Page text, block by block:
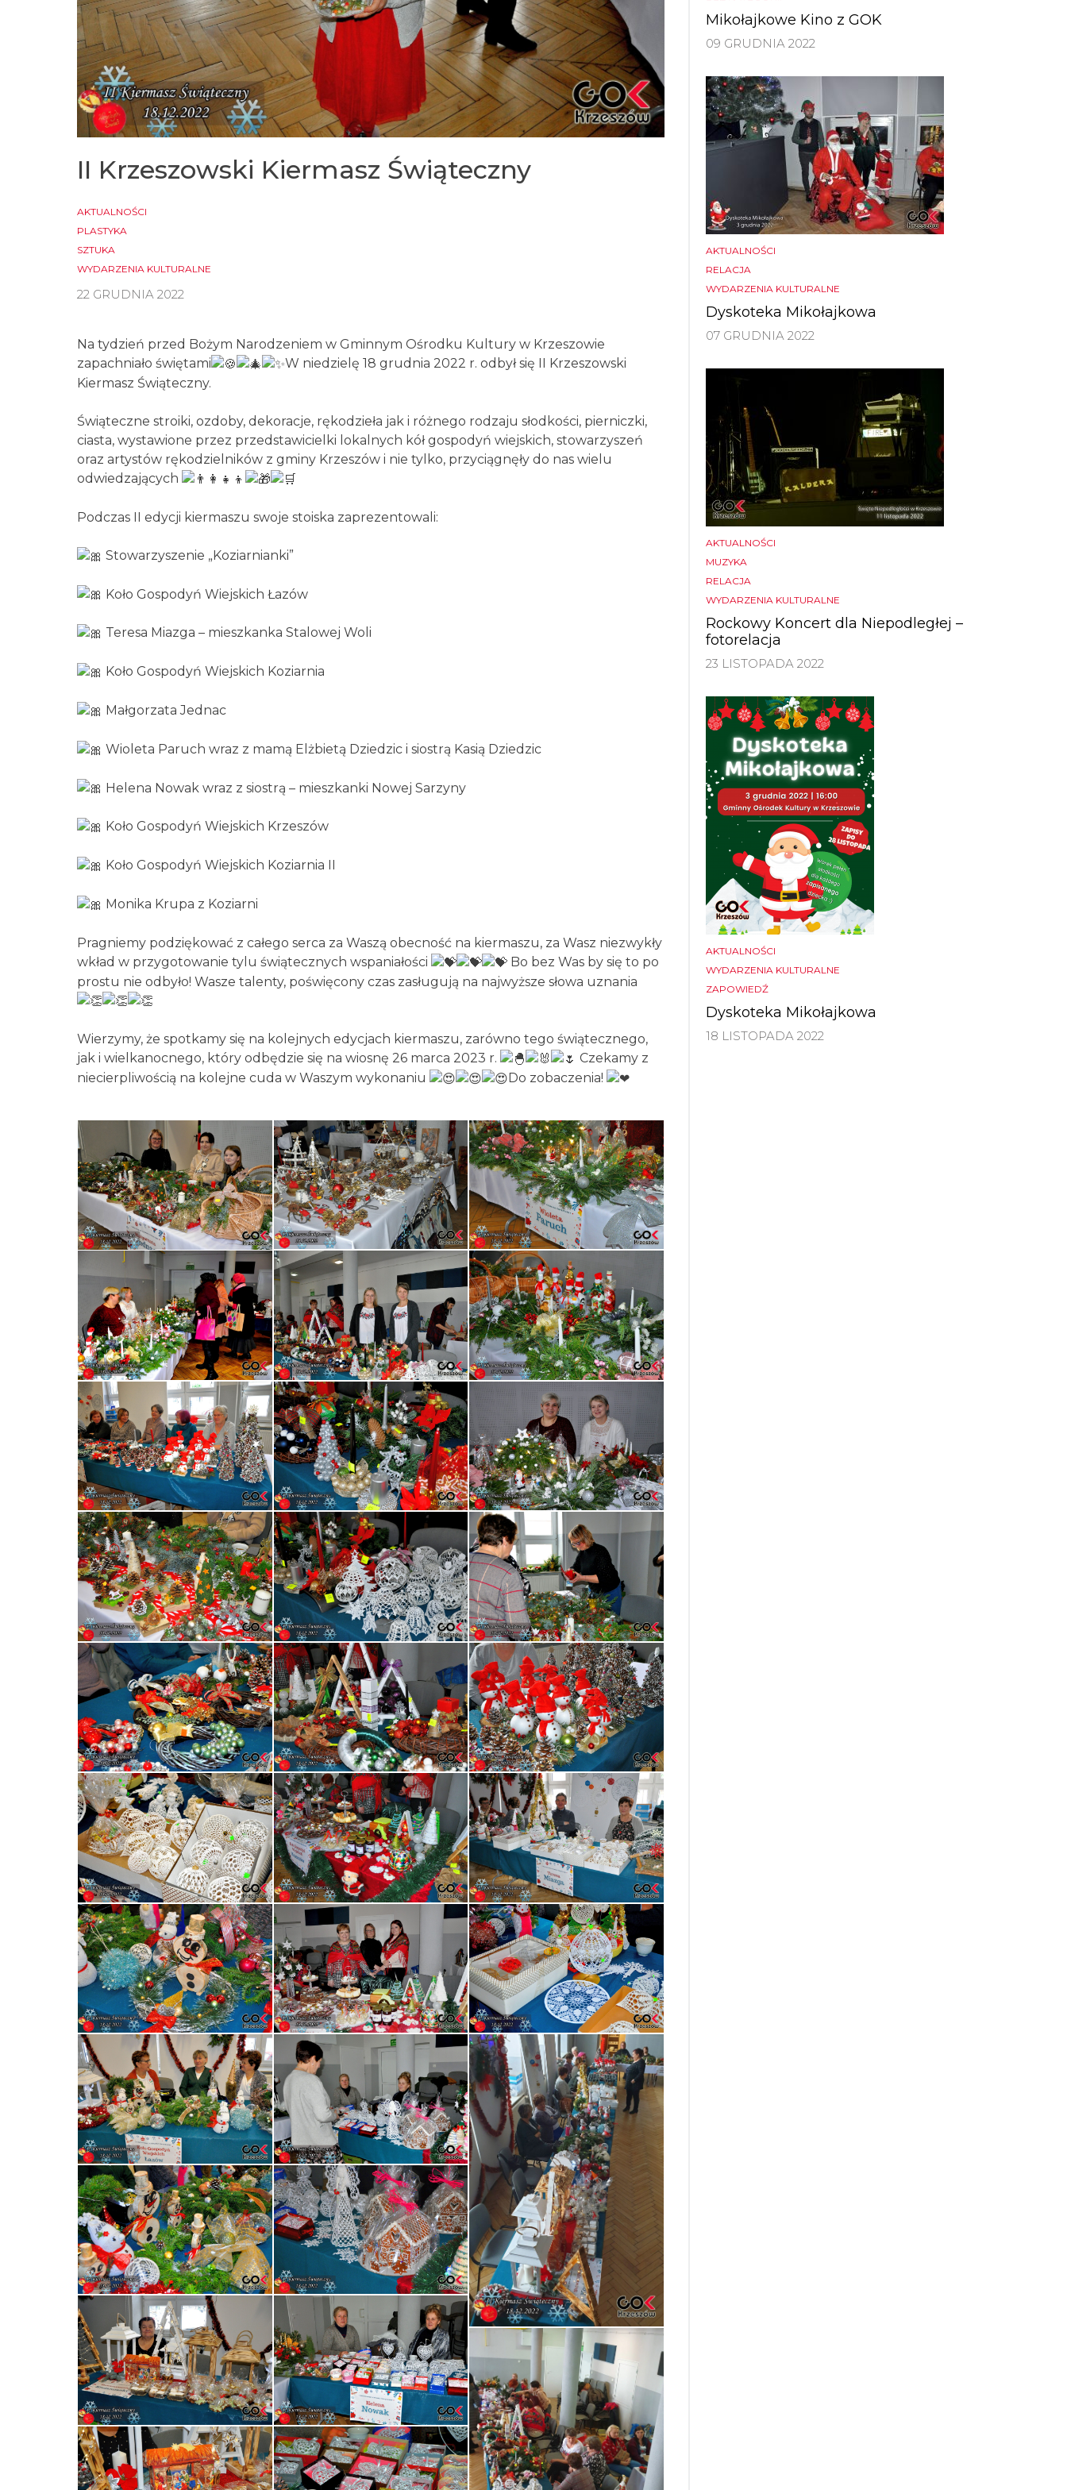
II Krzeszowski Kiermasz Świąteczny
AKTUALNOŚCI
PLASTYKA
SZTUKA
WYDARZENIA KULTURALNE
22 GRUDNIA 2022
Na tydzień przed Bożym Narodzeniem w Gminnym Ośrodku Kultury w Krzeszowie
zapachniało świętami
W niedzielę 18 grudnia 2022 r. odbył się II Krzeszowski
Kiermasz Świąteczny.
Świąteczne stroiki, ozdoby, dekoracje, rękodzieła jak i różnego rodzaju słodkości, pierniczki,
ciasta, wystawione przez przedstawicielki lokalnych kół gospodyń wiejskich, stowarzyszeń
oraz artystów rękodzielników z gminy Krzeszów i nie tylko, przyciągnęły do nas wielu
odwiedzających
Podczas II edycji kiermaszu swoje stoiska zaprezentowali:
Stowarzyszenie „Koziarnianki”
Koło Gospodyń Wiejskich Łazów
Teresa Miazga – mieszkanka Stalowej Woli
Koło Gospodyń Wiejskich Koziarnia
Małgorzata Jednac
Wioleta Paruch wraz z mamą Elżbietą Dziedzic i siostrą Kasią Dziedzic
Helena Nowak wraz z siostrą – mieszkanki Nowej Sarzyny
Koło Gospodyń Wiejskich Krzeszów
Koło Gospodyń Wiejskich Koziarnia II
Monika Krupa z Koziarni
Pragniemy podziękować z całego serca za Waszą obecność na kiermaszu, za Wasz niezwykły
wkład w przygotowanie tylu świątecznych wspaniałości
Bo bez Was by się to po
prostu nie odbyło! Wasze talenty, poświęcony czas zasługują na najwyższe słowa uznania
Wierzymy, że spotkamy się na kolejnych edycjach kiermaszu, zarówno tego świątecznego,
jak i wielkanocnego, który odbędzie się na wiosnę 26 marca 2023 r.
Czekamy z
niecierpliwością na kolejne cuda w Waszym wykonaniu
Do zobaczenia!
Mikołajkowe Kino z GOK
09 GRUDNIA 2022
AKTUALNOŚCI
RELACJA
WYDARZENIA KULTURALNE
Dyskoteka Mikołajkowa
07 GRUDNIA 2022
AKTUALNOŚCI
MUZYKA
RELACJA
WYDARZENIA KULTURALNE
Rockowy Koncert dla Niepodległej –
fotorelacja
23 LISTOPADA 2022
AKTUALNOŚCI
WYDARZENIA KULTURALNE
ZAPOWIEDŹ
Dyskoteka Mikołajkowa
18 LISTOPADA 2022